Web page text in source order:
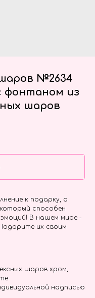
№2634
фонтаном из
шаров
к подарку, а
способен
В нашем мире -
их своим
шаров хром,
надписью